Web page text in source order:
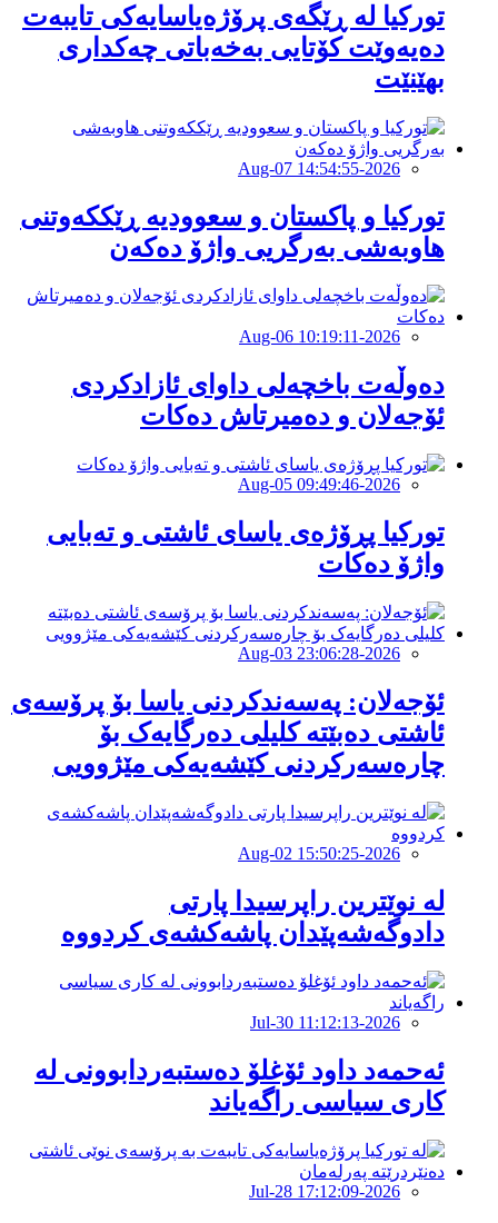
تورکیا لە ڕێگەی پرۆژەیاسایەكی تایبەت
دەیەوێت کۆتایی بەخەباتی چەکداری
بهێنێت
2026-Aug-07 14:54:55
تورکیا و پاکستان و سعوودیە ڕێککەوتنی
هاوبەشی بەرگریی واژۆ دەکەن
2026-Aug-06 10:19:11
دەوڵەت باخچەلی داوای ئازادکردی
ئۆجەلان و دەمیرتاش دەکات
2026-Aug-05 09:49:46
توركیا پڕۆژەی یاسای ئاشتی و تەبایی
واژۆ دەكات
2026-Aug-03 23:06:28
ئۆجەلان: پەسەندکردنی یاسا بۆ پرۆسەی
ئاشتی دەبێتە کلیلی دەرگایەک بۆ
چارەسەرکردنی کێشەیەکی مێژوویى
2026-Aug-02 15:50:25
لە نوێترین راپرسیدا پارتی
دادوگەشەپێدان پاشەكشەی كردووە
2026-Jul-30 11:12:13
ئەحمەد داود ئۆغلۆ دەستبەردابوونی لە
كاری سیاسی راگەیاند
2026-Jul-28 17:12:09